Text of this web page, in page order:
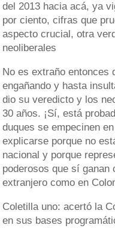
del 2013 hacia acá, ya
por ciento, cifras que
aspecto crucial, otra
neoliberales
No es extraño entonces
engañando y hasta
dio su veredicto y los
30 años. ¡Sí, está
duques se empecinen
explicarse porque no
nacional y porque
poderosos que sí ganan
extranjero como en
Coletilla uno: acertó la
en sus bases